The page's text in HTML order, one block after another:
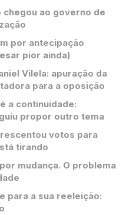
chegou ao governo de
por antecipação
pior ainda)
Vilela: apuração da
para a oposição
a continuidade:
propor outro tema
votos para
tirando
mudança. O problema
para a sua reeleição: